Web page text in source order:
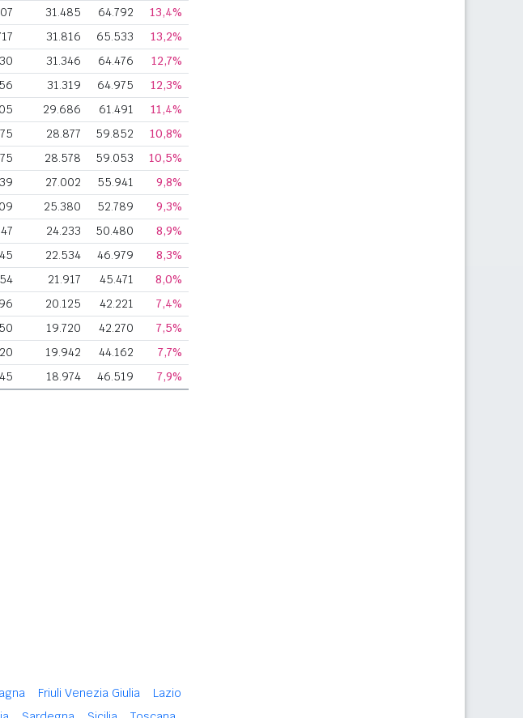
31.485 64.792
13,4%
31.816 65.533
13,2%
31.346 64.476
12,7%
31.319 64.975
12,3%
29.686 61.491
11,4%
28.877 59.852
10,8%
28.578 59.053
10,5%
27.002 55.941
9,8%
25.380 52.789
9,3%
24.233 50.480
8,9%
22.534 46.979
8,3%
21.917 45.471
8,0%
20.125 42.221
7,4%
19.720 42.270
7,5%
19.942 44.162
7,7%
18.974 46.519 7,9%
Friuli Venezia Giulia
Lazio